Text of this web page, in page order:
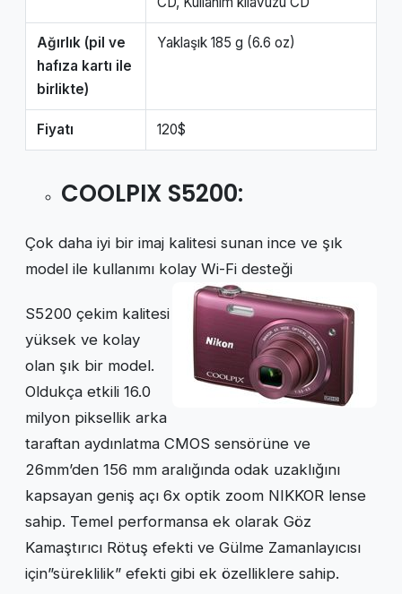
Ağırlık (pil ve
hafıza kartı ile
birlikte)
Yaklaşık 185 g (6.6 oz)
Fiyatı 120$
COOLPIX S5200:
Çok daha iyi bir imaj kalitesi sunan ince ve şık
model ile kullanımı kolay Wi-Fi desteği
S5200 çekim kalitesi
yüksek ve kolay
olan şık bir model.
Oldukça etkili 16.0
milyon piksellik arka
taraftan aydınlatma CMOS sensörüne ve
26mm’den 156 mm aralığında odak uzaklığını
kapsayan geniş açı 6x optik zoom NIKKOR lense
sahip. Temel performansa ek olarak Göz
Kamaştırıcı Rötuş efekti ve Gülme Zamanlayıcısı
için”süreklilik” efekti gibi ek özelliklere sahip.